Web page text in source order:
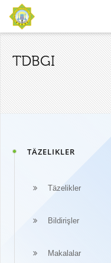
TDBGI
TÄZELIKLER
Täzelikler
Bildirişler
Makalalar